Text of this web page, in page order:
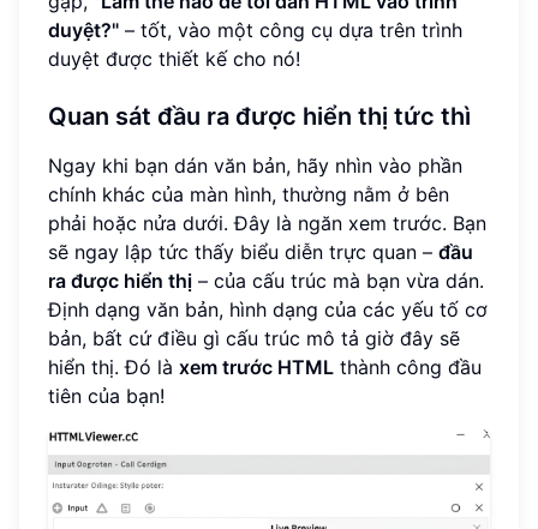
duyệt?" – tốt, vào một công cụ dựa trên trình
duyệt được thiết kế cho nó!
Quan sát đầu ra được hiển thị tức thì
Ngay khi bạn dán văn bản, hãy nhìn vào phần
chính khác của màn hình, thường nằm ở bên
phải hoặc nửa dưới. Đây là ngăn xem trước. Bạn
sẽ ngay lập tức thấy biểu diễn trực quan – đầu
ra được hiển thị – của cấu trúc mà bạn vừa dán.
Định dạng văn bản, hình dạng của các yếu tố cơ
bản, bất cứ điều gì cấu trúc mô tả giờ đây sẽ
hiển thị. Đó là xem trước HTML thành công đầu
tiên của bạn!